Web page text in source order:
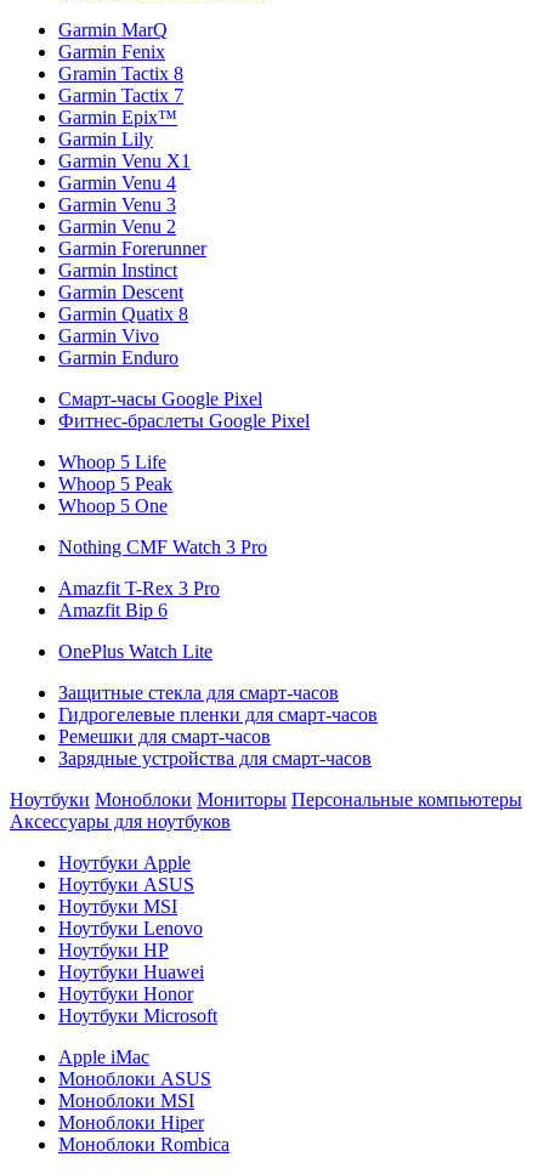
Garmin MarQ
Garmin Fenix
Gramin Tactix 8
Garmin Tactix 7
Garmin Epix™
Garmin Lily
Garmin Venu X1
Garmin Venu 4
Garmin Venu 3
Garmin Venu 2
Garmin Forerunner
Garmin Instinct
Garmin Descent
Garmin Quatix 8
Garmin Vivo
Garmin Enduro
Смарт-часы Google Pixel
Фитнес-браслеты Google Pixel
Whoop 5 Life
Whoop 5 Peak
Whoop 5 One
Nothing CMF Watch 3 Pro
Amazfit T-Rex 3 Pro
Amazfit Bip 6
OnePlus Watch Lite
Защитные стекла для смарт-часов
Гидрогелевые пленки для смарт-часов
Ремешки для смарт-часов
Зарядные устройства для смарт-часов
Ноутбуки Моноблоки Мониторы Персональные компьютеры
Аксессуары для ноутбуков
Ноутбуки Apple
Ноутбуки ASUS
Ноутбуки MSI
Ноутбуки Lenovo
Ноутбуки HP
Ноутбуки Huawei
Ноутбуки Honor
Ноутбуки Microsoft
Apple iMac
Моноблоки ASUS
Моноблоки MSI
Моноблоки Hiper
Моноблоки Rombica